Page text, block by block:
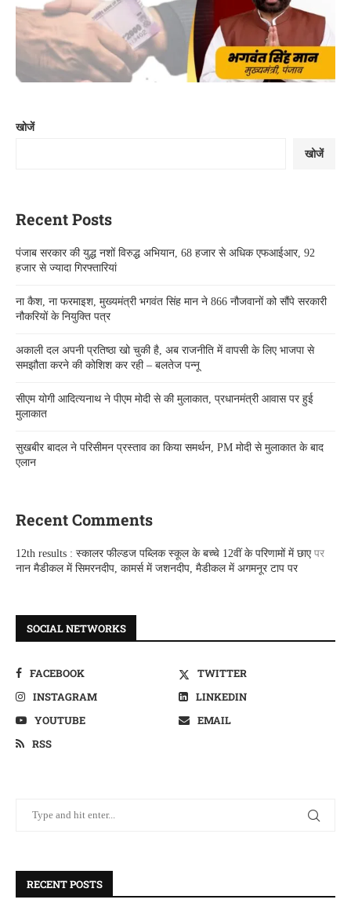
खोजें
खोजें
Recent Posts
पंजाब सरकार की युद्ध नशों विरुद्ध अभियान, 68 हजार से अधिक एफआईआर, 92
हजार से ज्यादा गिरफ्तारियां
ना कैश, ना फरमाइश, मुख्यमंत्री भगवंत सिंह मान ने 866 नौजवानों को सौंपे सरकारी
नौकरियों के नियुक्ति पत्र
अकाली दल अपनी प्रतिष्ठा खो चुकी है, अब राजनीति में वापसी के लिए भाजपा से
समझौता करने की कोशिश कर रही – बलतेज पन्नू
सीएम योगी आदित्यनाथ ने पीएम मोदी से की मुलाकात, प्रधानमंत्री आवास पर हुई
मुलाकात
सुखबीर बादल ने परिसीमन प्रस्ताव का किया समर्थन, PM मोदी से मुलाकात के बाद
एलान
Recent Comments
12th results : स्कालर फील्डज पब्लिक स्कूल के बच्चे 12वीं के परिणामों में छाएपर
नान मैडीकल में सिमरनदीप, कामर्स में जशनदीप, मैडीकल में अगमनूर टाप पर
SOCIAL NETWORKS
FACEBOOK
TWITTER
INSTAGRAM
LINKEDIN
YOUTUBE
EMAIL
RSS
RECENT POSTS